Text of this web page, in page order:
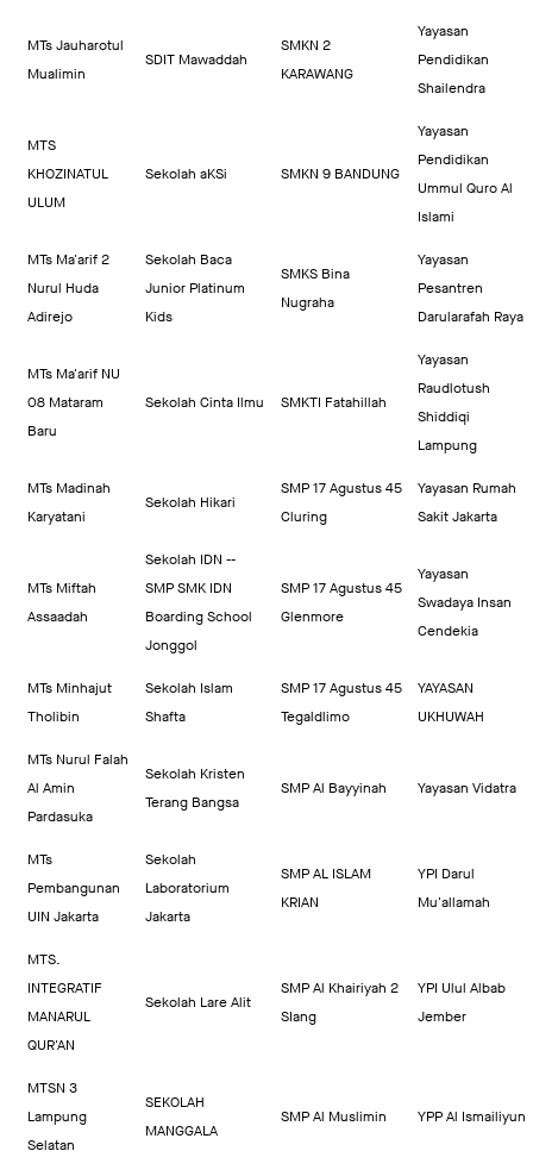
MTs Jauharotul
Mualimin
SDIT Mawaddah
SMKN 2
KARAWANG
Yayasan
Pendidikan
Shailendra
MTS
KHOZINATUL
ULUM
Sekolah aKSi SMKN 9 BANDUNG
Yayasan
Pendidikan
Ummul Quro Al
Islami
MTs Ma'arif 2
Nurul Huda
Adirejo
Sekolah Baca
Junior Platinum
Kids
SMKS Bina
Nugraha
Yayasan
Pesantren
Darularafah Raya
MTs Ma'arif NU
08 Mataram
Baru
Sekolah Cinta Ilmu SMKTI Fatahillah
Yayasan
Raudlotush
Shiddiqi
Lampung
MTs Madinah
Karyatani
Sekolah Hikari
SMP 17 Agustus 45
Cluring
Yayasan Rumah
Sakit Jakarta
MTs Miftah
Assaadah
Sekolah IDN --
SMP SMK IDN
Boarding School
Jonggol
SMP 17 Agustus 45
Glenmore
Yayasan
Swadaya Insan
Cendekia
MTs Minhajut
Tholibin
Sekolah Islam
Shafta
SMP 17 Agustus 45
Tegaldlimo
YAYASAN
UKHUWAH
MTs Nurul Falah
Al Amin
Pardasuka
Sekolah Kristen
Terang Bangsa
SMP Al Bayyinah Yayasan Vidatra
MTs
Pembangunan
UIN Jakarta
Sekolah
Laboratorium
Jakarta
SMP AL ISLAM
KRIAN
YPI Darul
Mu'allamah
MTS.
INTEGRATIF
MANARUL
QUR'AN
Sekolah Lare Alit
SMP Al Khairiyah 2
SIang
YPI Ulul Albab
Jember
MTSN 3
Lampung
Selatan
SEKOLAH
MANGGALA
SMP Al Muslimin YPP Al Ismailiyun